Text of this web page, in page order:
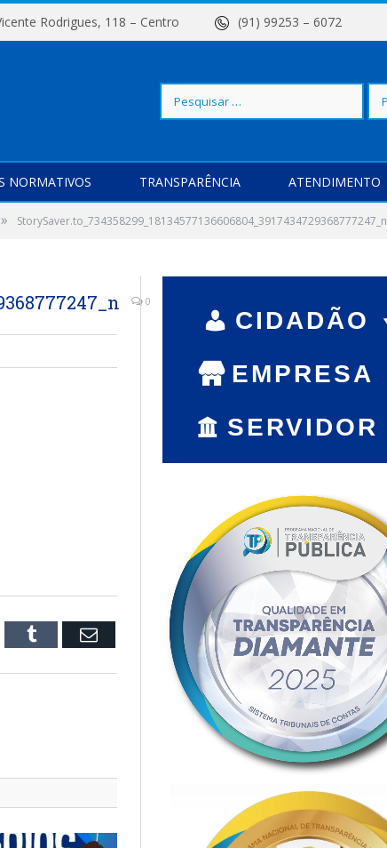
Rodrigues, 118 – Centro (91) 99253 – 6072
Pesquisar
por:
NORMATIVOS TRANSPARÊNCIA ATENDIMENTO
» StorySaver.to_734358299_18134577136606804_3917434729368777247_n
0
Tumblr Email
CIDADÃO
EMPRESA
SERVIDOR